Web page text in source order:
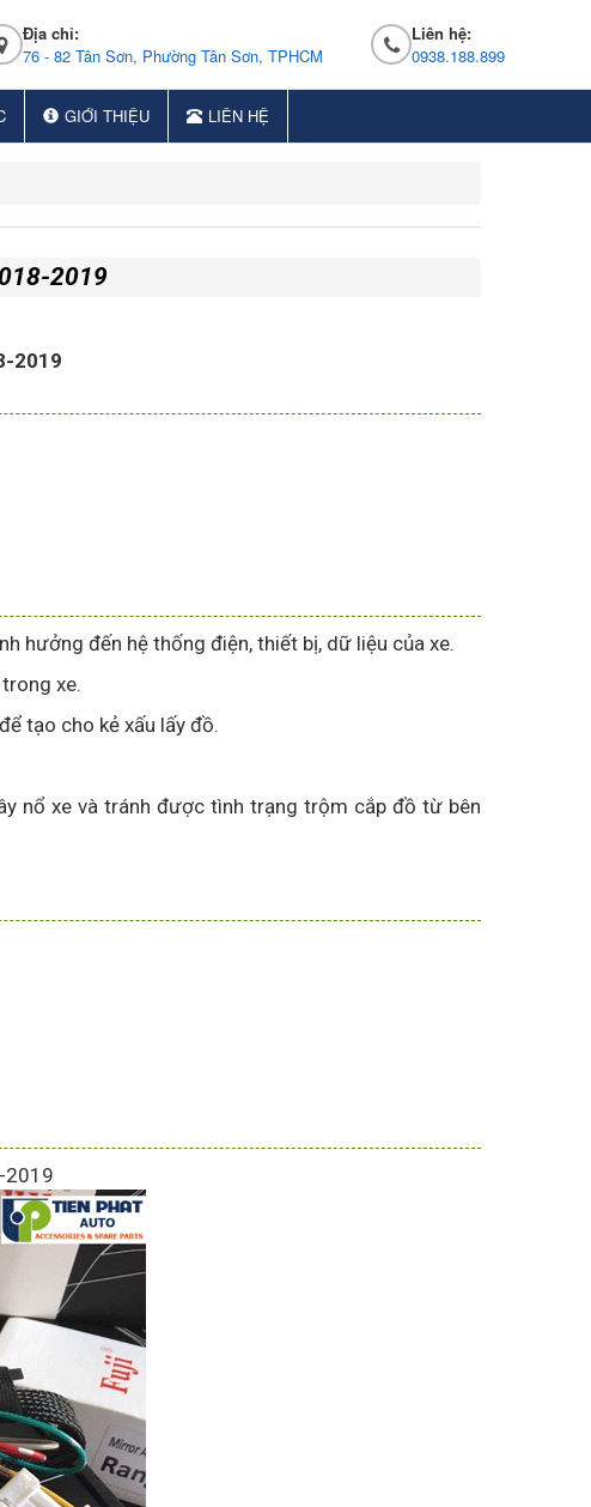
Địa chỉ:
76 - 82 Tân Sơn, Phường Tân Sơn, TPHCM
Liên hệ:
0938.188.899
GIỚI THIỆU LIÊN HỆ
2019
2019
hưởng đến hệ thống điện, thiết bị, dữ liệu của xe.
xe.
tạo cho kẻ xấu lấy đồ.
nổ xe và tránh được tình trạng trộm cắp đồ từ bên
2019